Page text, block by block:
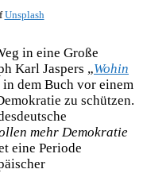
Unsplash
in eine Große
Karl Jaspers „Wohin
in dem Buch vor einem
zu schützen.
mehr Demokratie
eine Periode